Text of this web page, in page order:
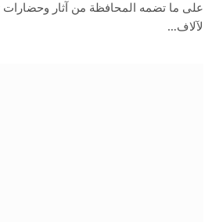
على ما تضمه المحافظة من آثار وحضارات
لآلاف…